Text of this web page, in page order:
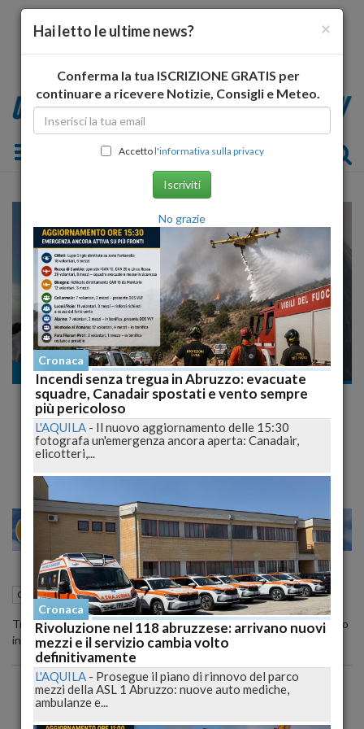
Toggle navigation
Cronaca nazionale
Tragedia sul Lago di Como: Muoiono
Morgan Algeri e Tiziana Tozzo in un
Incidente Auto
MILANO 22 27
Cronaca nazionale Como (CO) 07 Gennaio 2024 17:58
Tragedia sul Lago di Como: Muoiono Morgan Algeri e Tiziana Tozzo
in un Incidente Auto
×
Hai letto le ultime news?
Conferma la tua ISCRIZIONE GRATIS per
continuare a ricevere Notizie, Consigli e Meteo.
Accettol'informativa sulla privacy
Iscriviti
No grazie
Cronaca
Incendi senza tregua in Abruzzo: evacuate
squadre, Canadair spostati e vento sempre
più pericoloso
L'AQUILA - Il nuovo aggiornamento delle 15:30
fotografa un'emergenza ancora aperta: Canadair,
elicotteri,...
Cronaca
Rivoluzione nel 118 abruzzese: arrivano nuovi
mezzi e il servizio cambia volto
definitivamente
L'AQUILA - Prosegue il piano di rinnovo del parco
mezzi della ASL 1 Abruzzo: nuove auto mediche,
ambulanze e...